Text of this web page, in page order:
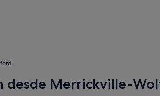
desde Merrickville-